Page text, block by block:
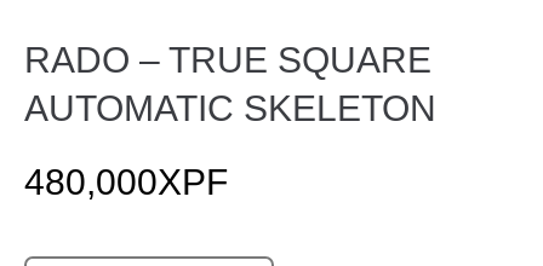
RADO – TRUE SQUARE
AUTOMATIC SKELETON
480,000XPF